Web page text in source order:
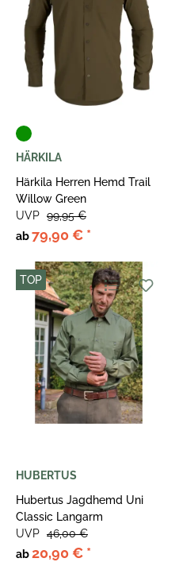
HÄRKILA
Härkila Herren Hemd Trail
Willow Green
ab79,90 € *
UVP 99,95 €
TOP
HUBERTUS
Hubertus Jagdhemd Uni
Classic Langarm
ab20,90 € *
UVP 46,00 €